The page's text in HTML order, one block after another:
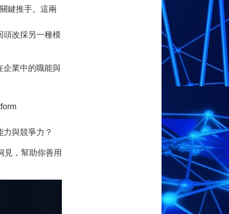
鍵推手。這兩
頭改採另一種模
企業中的職能與
與競爭力？
， 幫助你善用